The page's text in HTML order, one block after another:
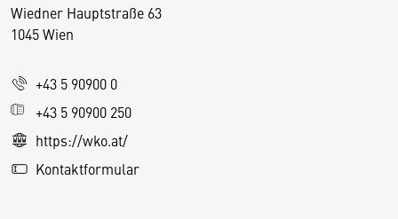
Wiedner Hauptstraße 63
1045 Wien
+43 5 90900 0
+43 5 90900 250
https://wko.at/
Kontaktformular
D
s
e
S
e